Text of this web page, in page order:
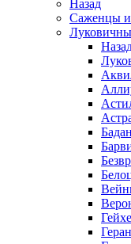
Назад
Саженцы
Бадан